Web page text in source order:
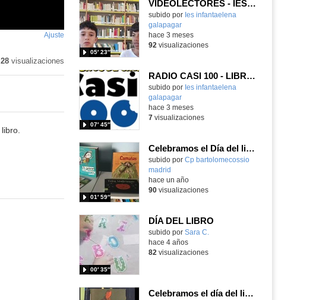
Ajuste
pantalla
28visualizaciones
VIDEOLECTORES - IES INFANTA ELENA, GALAPAGAR
subido por Ies infantaelena
galapagar
05′ 23″
-
hace 3 meses
92 visualizaciones
RADIO CASI 100 - LIBROS DE CINE (IES Infanta Elena, Galapagar)
subido por Ies infantaelena
galapagar
07′ 45″
-
hace 3 meses
7visualizaciones
Celebramos el Día del libro 2025
Contenido educativo.
subido por Cp bartolomecossio
madrid
01′ 59″
hace un año
90visualizaciones
DÍA DEL LIBRO
Contenido educativo.
subido por Sara C.
00′ 35″
hace 4 años
82 visualizaciones
Celebramos el día del libro en el CEIP Cañada Real